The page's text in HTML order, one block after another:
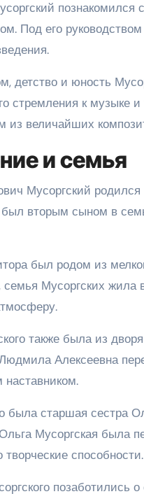
Под его
детство и юность
стремления к музыке
из величайших
и семья
Мусоргский
был вторым сыном в
был родом из
семья Мусоргских жила
также была из
Алексеевна
была старшая сестра
Мусоргская была
творческие способности.
позаботились